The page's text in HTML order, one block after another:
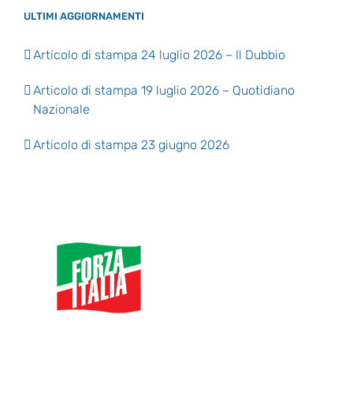
ULTIMI AGGIORNAMENTI
Articolo di stampa 24 luglio 2026 – Il Dubbio
Articolo di stampa 19 luglio 2026 – Quotidiano
Nazionale
Articolo di stampa 23 giugno 2026